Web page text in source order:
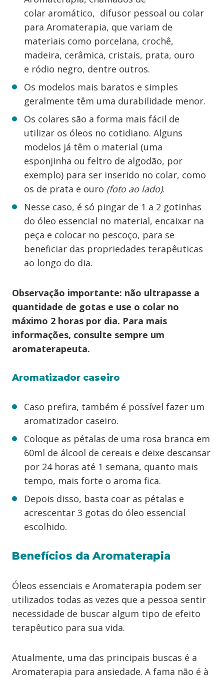
colar aromático, difusor pessoal ou colar
para Aromaterapia, que variam de
materiais como porcelana, crochê,
madeira, cerâmica, cristais, prata, ouro
e ródio negro, dentre outros.
Os modelos mais baratos e simples
geralmente têm uma durabilidade menor.
Os colares são a forma mais fácil de
utilizar os óleos no cotidiano. Alguns
modelos já têm o material (uma
esponjinha ou feltro de algodão, por
exemplo) para ser inserido no colar, como
os de prata e ouro (foto ao lado).
Nesse caso, é só pingar de 1 a 2 gotinhas
do óleo essencial no material, encaixar na
peça e colocar no pescoço, para se
beneficiar das propriedades terapêuticas
ao longo do dia.
Observação importante: não ultrapasse a
quantidade de gotas e use o colar no
máximo 2 horas por dia. Para mais
informações, consulte sempre um
aromaterapeuta.
Aromatizador caseiro
Caso prefira, também é possível fazer um
aromatizador caseiro.
Coloque as pétalas de uma rosa branca em
60ml de álcool de cereais e deixe descansar
por 24 horas até 1 semana, quanto mais
tempo, mais forte o aroma fica.
Depois disso, basta coar as pétalas e
acrescentar 3 gotas do óleo essencial
escolhido.
Benefícios da Aromaterapia
Óleos essenciais e Aromaterapia podem ser
utilizados todas as vezes que a pessoa sentir
necessidade de buscar algum tipo de efeito
terapêutico para sua vida.
Atualmente, uma das principais buscas é a
Aromaterapia para ansiedade. A fama não é à